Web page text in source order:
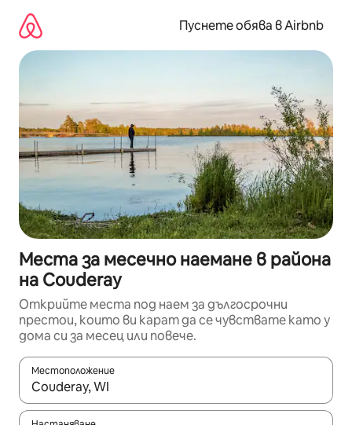
съдържанието
Пуснете обява в Airbnb
Места за месечно наемане в района
на Couderay
Открийте места под наем за дългосрочни
престои, които ви карат да се чувствате като у
дома си за месец или повече.
Местоположение
Когато резултатите се покажат, използвайте